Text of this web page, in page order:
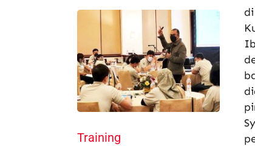
Training